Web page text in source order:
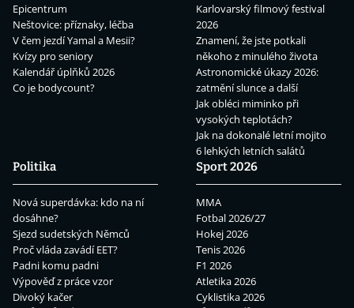
Epicentrum
Neštovice: příznaky, léčba
V čem jezdí Yamal a Mesii?
Kvízy pro seniory
Kalendář úplňků 2026
Co je bodycount?
Karlovarský filmový festival
2026
Znamení, že jste potkali
někoho z minulého života
Astronomické úkazy 2026:
zatmění slunce a další
Jak obléci miminko při
vysokých teplotách?
Jak na dokonalé letní mojito
6 lehkých letních salátů
Politika
Nová superdávka: kdo na ní
dosáhne?
Sjezd sudetských Němců
Proč vláda zavádí EET?
Padni komu padni
Výpověď z práce vzor
Divoký kačer
Sport 2026
MMA
Fotbal 2026/27
Hokej 2026
Tenis 2026
F1 2026
Atletika 2026
Cyklistika 2026